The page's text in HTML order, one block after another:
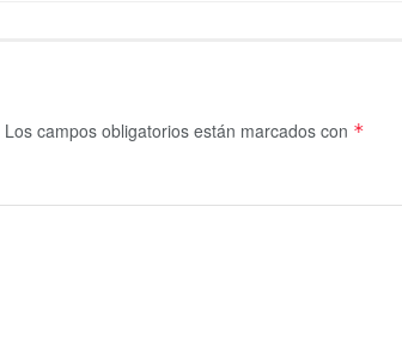
Los campos obligatorios están marcados con *